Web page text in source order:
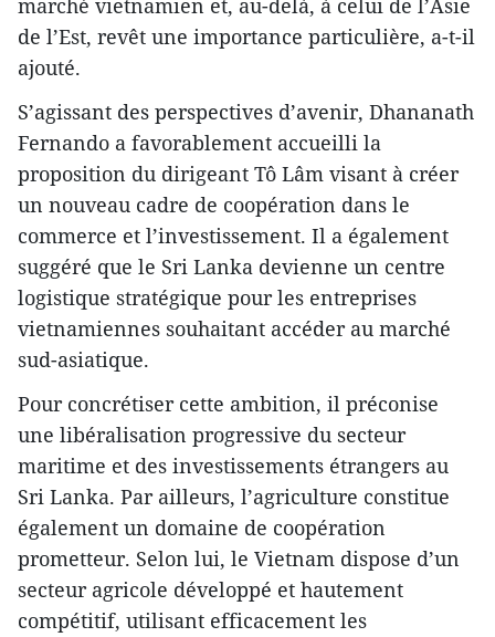
marché vietnamien et, au-delà, à celui de l’Asie
de l’Est, revêt une importance particulière, a-t-il
ajouté.
S’agissant des perspectives d’avenir, Dhananath
Fernando a favorablement accueilli la
proposition du dirigeant Tô Lâm visant à créer
un nouveau cadre de coopération dans le
commerce et l’investissement. Il a également
suggéré que le Sri Lanka devienne un centre
logistique stratégique pour les entreprises
vietnamiennes souhaitant accéder au marché
sud-asiatique.
Pour concrétiser cette ambition, il préconise
une libéralisation progressive du secteur
maritime et des investissements étrangers au
Sri Lanka. Par ailleurs, l’agriculture constitue
également un domaine de coopération
prometteur. Selon lui, le Vietnam dispose d’un
secteur agricole développé et hautement
compétitif, utilisant efficacement les